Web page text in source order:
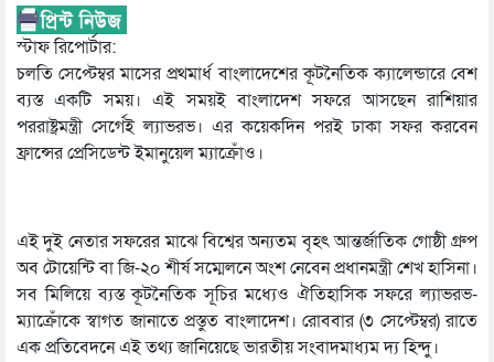
স্টাফ রিপোর্টার:
চলতি সেপ্টেম্বর মাসের প্রথমার্ধ বাংলাদেশের কূটনৈতিক ক্যালেন্ডারে বেশ
ব্যস্ত একটি সময়। এই সময়ই বাংলাদেশ সফরে আসছেন রাশিয়ার
পররাষ্ট্রমন্ত্রী সের্গেই ল্যাভরভ। এর কয়েকদিন পরই ঢাকা সফর করবেন
ফ্রান্সের প্রেসিডেন্ট ইমানুয়েল ম্যাক্রোঁও।
এই দুই নেতার সফরের মাঝে বিশ্বের অন্যতম বৃহৎ আন্তর্জাতিক গোষ্ঠী গ্রুপ
অব টোয়েন্টি বা জি-২০ শীর্ষ সম্মেলনে অংশ নেবেন প্রধানমন্ত্রী শেখ হাসিনা।
সব মিলিয়ে ব্যস্ত কূটনৈতিক সূচির মধ্যেও ঐতিহাসিক সফরে ল্যাভরভ-
ম্যাক্রোঁকে স্বাগত জানাতে প্রস্তুত বাংলাদেশ। রোববার (৩ সেপ্টেম্বর) রাতে
এক প্রতিবেদনে এই তথ্য জানিয়েছে ভারতীয় সংবাদমাধ্যম দ্য হিন্দু।